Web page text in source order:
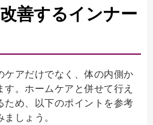
善するインナー
ケアだけでなく、体の内側か
。ホームケアと併せて行え
ため、以下のポイントを参考
しょう。